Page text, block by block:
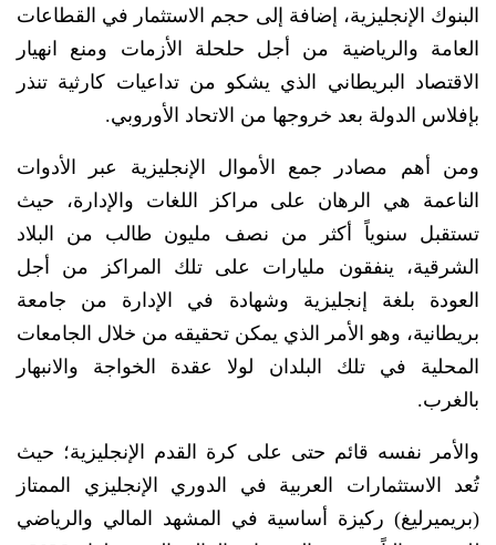
البنوك الإنجليزية، إضافة إلى حجم الاستثمار في القطاعات
العامة والرياضية من أجل حلحلة الأزمات ومنع انهيار
الاقتصاد البريطاني الذي يشكو من تداعيات كارثية تنذر
بإفلاس الدولة بعد خروجها من الاتحاد الأوروبي.
ومن أهم مصادر جمع الأموال الإنجليزية عبر الأدوات
الناعمة هي الرهان على مراكز اللغات والإدارة، حيث
تستقبل سنوياً أكثر من نصف مليون طالب من البلاد
الشرقية، ينفقون مليارات على تلك المراكز من أجل
العودة بلغة إنجليزية وشهادة في الإدارة من جامعة
بريطانية، وهو الأمر الذي يمكن تحقيقه من خلال الجامعات
المحلية في تلك البلدان لولا عقدة الخواجة والانبهار
بالغرب.
والأمر نفسه قائم حتى على كرة القدم الإنجليزية؛ حيث
تُعد الاستثمارات العربية في الدوري الإنجليزي الممتاز
(بريميرليغ) ركيزة أساسية في المشهد المالي والرياضي